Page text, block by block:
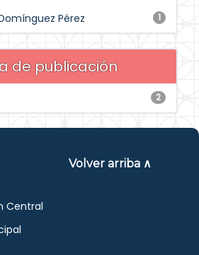
1
Pérez
de publicación
2
Volver arriba ∧
Central